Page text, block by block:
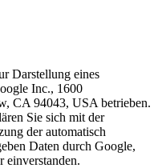
Darstellung eines
Inc., 1600
CA 94043, USA betrieben.
Sie sich mit der
der automatisch
Daten durch Google,
einverstanden.